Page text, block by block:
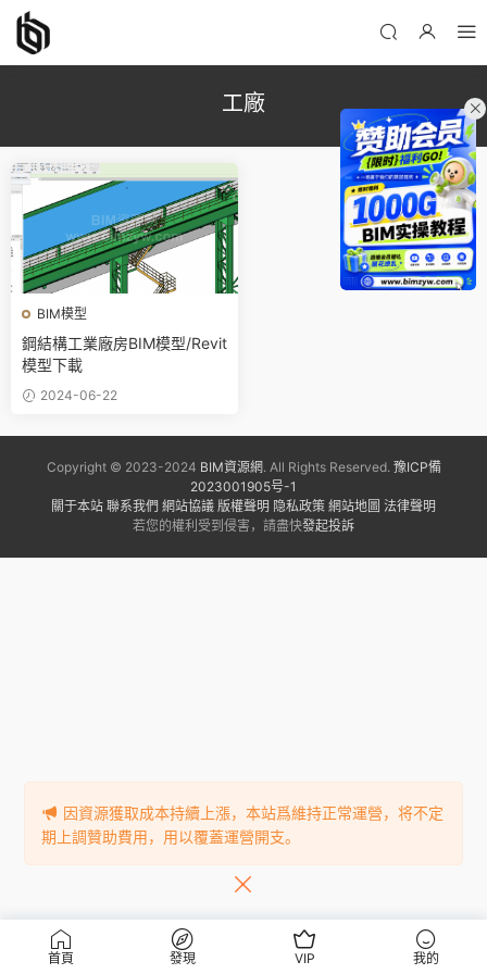
工廠
BIM模型
鋼結構工業廠房BIM模型/Revit
模型下載
2024-06-22
Copyright © 2023-2024 BIM資源網. All Rights Reserved. 豫ICP備
2023001905号-1
關于本站 聯系我們 網站協議 版權聲明 隐私政策 網站地圖 法律聲明
若您的權利受到侵害，請盡快發起投訴
首頁 發現 VIP 我的
因資源獲取成本持續上漲，本站爲維持正常運營，将不定
期上調贊助費用，用以覆蓋運營開支。